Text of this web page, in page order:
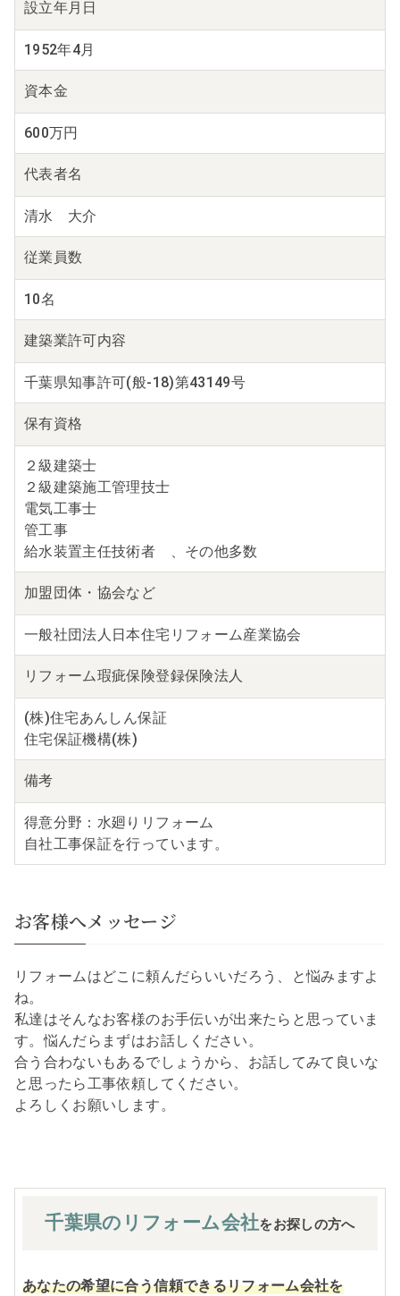
設立年月日
1952年4月
資本金
600万円
代表者名
清水 大介
従業員数
10名
建築業許可内容
千葉県知事許可(般-18)第43149号
保有資格
２級建築士
２級建築施工管理技士
電気工事士
管工事
給水装置主任技術者 、その他多数
加盟団体・ 協会など
一般社団法人日本住宅リフォーム産業協会
リフォーム瑕疵保険登録保険法人
(株)住宅あんしん保証
住宅保証機構(株)
備考
得意分野：水廻りリフォーム
自社工事保証を行っています。
お客様へメッセージ
リフォームはどこに頼んだらいいだろう、と悩みますよ
ね。
私達はそんなお客様のお手伝いが出来たらと思っていま
す。悩んだらまずはお話しください。
合う合わないもあるでしょうから、お話してみて良いな
と思ったら工事依頼してください。
よろしくお願いします。
千葉県の リフォーム会社をお探しの方へ
あなたの希望に合う信頼できるリフォーム会社を